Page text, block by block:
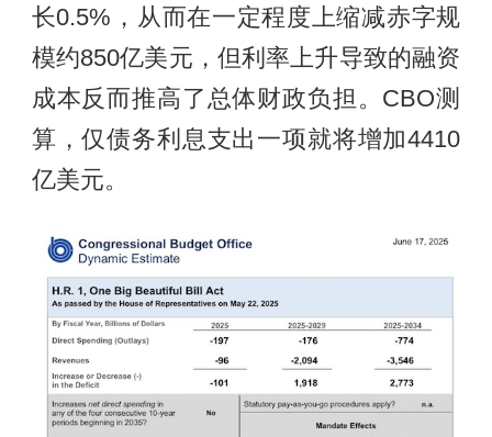
长0.5%，从而在一定程度上缩减赤字规
模约850亿美元，但利率上升导致的融资
成本反而推高了总体财政负担。CBO测
算，仅债务利息支出一项就将增加4410
亿美元。